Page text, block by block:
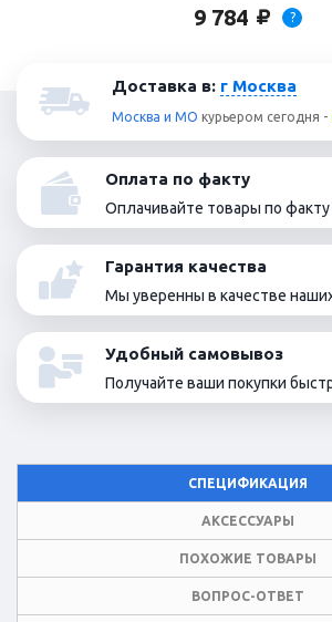
9 784 ?
Доставка в: г Москва
Москва и МО курьером сегодня -
Оплата по факту
Оплачивайте товары по факту
Гарантия качества
Мы уверенны в качестве
Удобный самовывоз
Получайте ваши покупки
СПЕЦИФИКАЦИЯ
АКСЕССУАРЫ
ПОХОЖИЕ ТОВАРЫ
ВОПРОС-ОТВЕТ